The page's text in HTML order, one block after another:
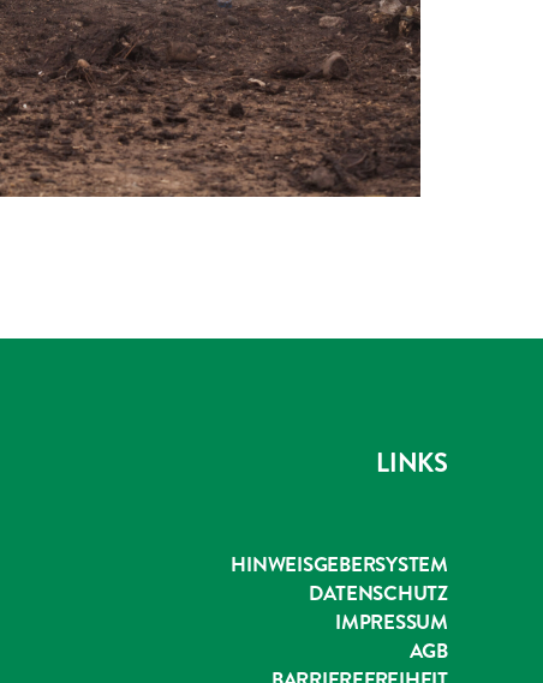
LINKS
HINWEISGEBERSYSTEM
DATENSCHUTZ
IMPRESSUM
AGB